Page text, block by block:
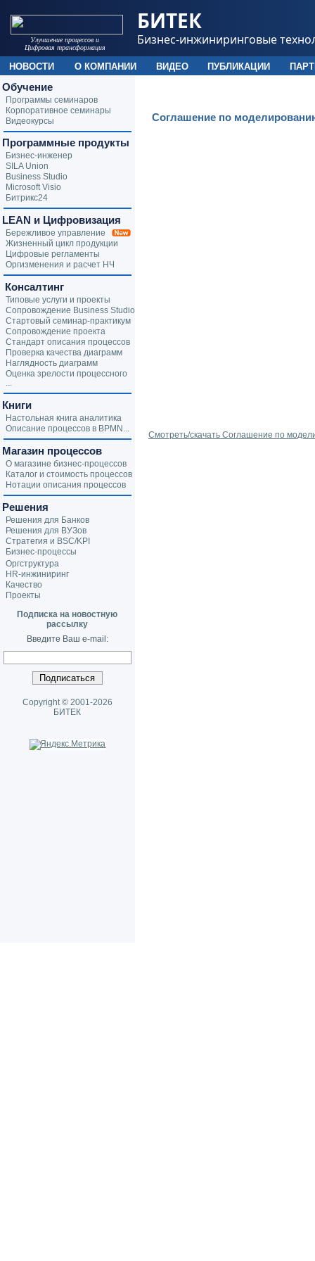
Соглашение по
Смотреть/скачать Соглашение по
Обучение
Программы семинаров
Корпоративное семинары
Видеокурсы
Программные продукты
Бизнес-инженер
SILA Union
Business Studio
Microsoft Visio
Битрикс24
LEAN и Цифровизация
Бережливое управление
Жизненный цикл продукции
Цифровые регламенты
Оргизменения и расчет НЧ
Консалтинг
Типовые услуги и проекты
Сопровождение Business Studio
Стартовый семинар-практикум
Сопровождение проекта
Стандарт описания процессов
Проверка качества диаграмм
Наглядность диаграмм
Оценка зрелости процессного
...
Книги
Настольная книга аналитика
Описание процессов в BPMN...
Магазин процессов
О магазине бизнес-процессов
Каталог и стоимость процессов
Нотации описания процессов
Решения
Решения для Банков
Решения для ВУЗов
Стратегия и BSC/KPI
Бизнес-процессы
Оргструктура
HR-инжиниринг
Качество
Проекты
Подписка на новостную
рассылку
Введите Ваш e-mail:
Copyright © 2001-2026
БИТЕК
Улучшение процессов и
Цифровая трансформация
БИТЕК
Бизнес-инжиниринговые
НОВОСТИ О КОМПАНИИ ВИДЕО ПУБЛИКАЦИИ